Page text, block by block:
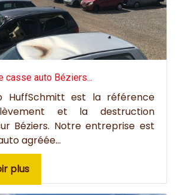
casse auto Béziers...
HuffSchmitt est la référence
et la destruction
Béziers. Notre entreprise est
agréée...
plus